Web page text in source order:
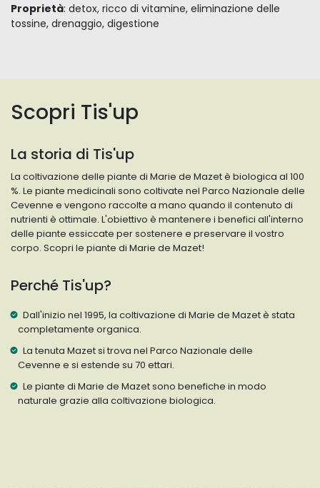
Proprietà: detox, ricco di vitamine, eliminazione delle
tossine, drenaggio, digestione
Scopri Tis'up
La storia di Tis'up
La coltivazione delle piante di Marie de Mazet è biologica al 100
%. Le piante medicinali sono coltivate nel Parco Nazionale delle
Cevenne e vengono raccolte a mano quando il contenuto di
nutrienti è ottimale. L'obiettivo è mantenere i benefici all'interno
delle piante essiccate per sostenere e preservare il vostro
corpo. Scopri le piante di Marie de Mazet!
Perché Tis'up?
Dall'inizio nel 1995, la coltivazione di Marie de Mazet è stata
completamente organica.
La tenuta Mazet si trova nel Parco Nazionale delle
Cevenne e si estende su 70 ettari.
Le piante di Marie de Mazet sono benefiche in modo
naturale grazie alla coltivazione biologica.